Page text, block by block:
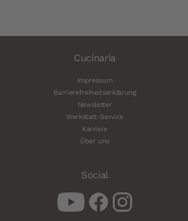
Cucinaria
Impressum
Barrierefreiheitserklärung
Newsletter
Werkstatt-Service
Karriere
Über uns
Social